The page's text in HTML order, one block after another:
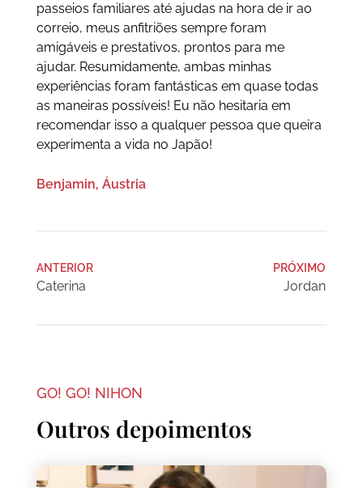
passeios familiares até ajudas na hora de ir ao
correio, meus anfitriões sempre foram
amigáveis e prestativos, prontos para me
ajudar. Resumidamente, ambas minhas
experiências foram fantásticas em quase todas
as maneiras possíveis! Eu não hesitaria em
recomendar isso a qualquer pessoa que queira
experimenta a vida no Japão!
Benjamin, Áustria
ANTERIOR
Caterina
PRÓXIMO
Jordan
GO! GO! NIHON
Outros depoimentos